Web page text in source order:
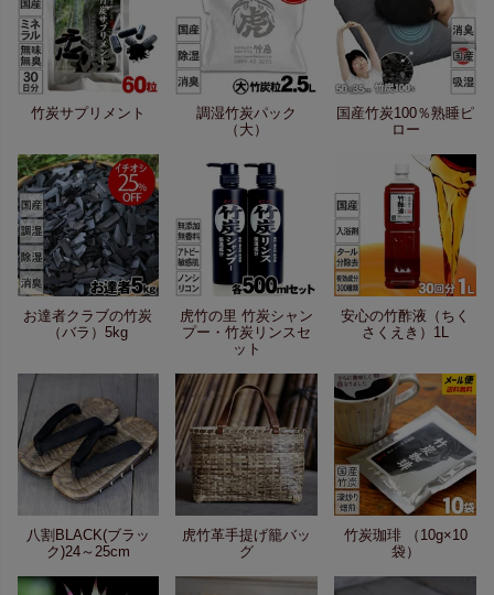
竹炭サプリメント
調湿竹炭パック
（大）
国産竹炭100％熟睡ピ
ロー
お達者クラブの竹炭
（バラ）5kg
虎竹の里 竹炭シャン
プー・竹炭リンスセ
ット
安心の竹酢液（ちく
さくえき）1L
八割BLACK(ブラッ
ク)24～25cm
虎竹革手提げ籠バッ
グ
竹炭珈琲 （10g×10
袋）